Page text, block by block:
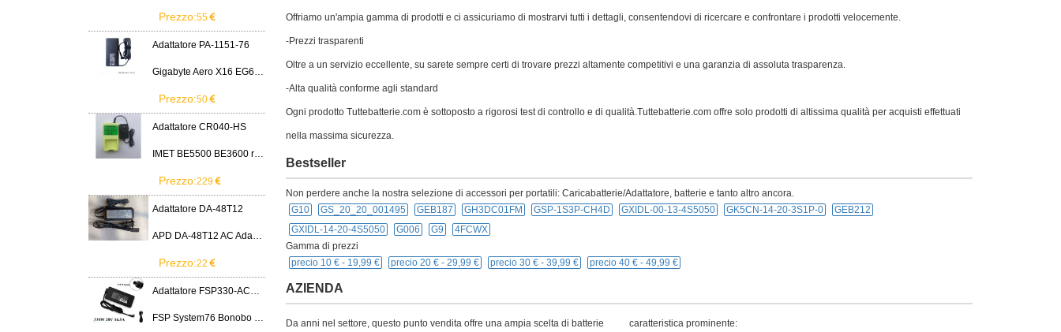
Offriamo un'ampia gamma di prodotti e ci assicuriamo di mostrarvi tutti i dettagli, consentendovi di ricercare e confrontare i prodotti velocemente.
-Prezzi trasparenti
Oltre a un servizio eccellente, su sarete sempre certi di trovare prezzi altamente competitivi e una garanzia di assoluta trasparenza.
-Alta qualità conforme agli standard
Ogni prodotto Tuttebatterie.com è sottoposto a rigorosi test di controllo e di qualità.Tuttebatterie.com offre solo prodotti di altissima qualità per acquisti effettuati
nella massima sicurezza.
Bestseller
Non perdere anche la nostra selezione di accessori per portatili: Caricabatterie/Adattatore, batterie e tanto altro ancora.
G10
GS_20_20_001495 GEB187 GH3DC01FM GSP-1S3P-CH4D GXIDL-00-13-4S5050 GK5CN-14-20-3S1P-0
GEB212
GXIDL-14-20-4S5050
G006 G9
4FCWX
Gamma di prezzi
precio 10 € - 19,99 € precio 20 € - 29,99 € precio 30 € - 39,99 € precio 40 € - 49,99 €
AZIENDA
Da anni nel settore, questo punto vendita offre una ampia scelta di batterie
caratteristica prominente:
Prezzo:55
Adattatore PA-1151-76
Gigabyte Aero X16 EG61H RTX 5070 2WHA3USC64AH LITEON PA-1151-76 150W adapter
Prezzo:50
Adattatore CR040-HS
IMET BE5500 BE3600 remote control battery
Prezzo:229
Adattatore DA-48T12
APD DA-48T12 AC Adapter 12V 4A Power Supply Cord
Prezzo:22
Adattatore FSP330-ACAU3
FSP System76 Bonobo WS (bonw16)/Ultra 9/RTX5090